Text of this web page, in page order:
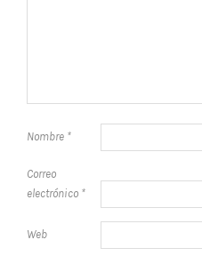
Nombre *
Correo
electrónico *
Web